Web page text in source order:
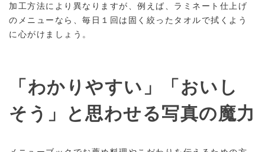
加工方法により異なりますが、例えば、ラミネート仕上げ
のメニューなら、毎日１回は固く絞ったタオルで拭くよう
に心がけましょう。
「わかりやすい」「おいし
そう」と思わせる写真の魔力